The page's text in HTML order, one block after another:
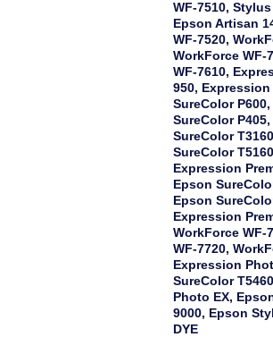
WF-7510,
Epson Artisan
WF-7520,
WorkForce WF-
WF-7610,
950, Expression
SureColor
SureColor
SureColor
SureColor
Expression
Epson
Epson
Expression
WorkForce WF-
WF-7720,
Expression
SureColor
Photo EX,
9000, Epson
DYE